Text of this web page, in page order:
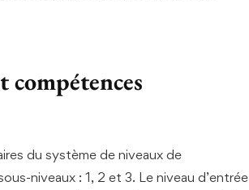
compétences
du système de niveaux de
niveaux : 1, 2 et 3. Le niveau d’entrée